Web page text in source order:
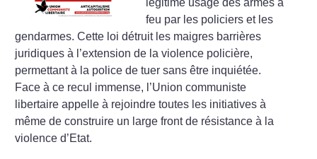
feu par les policiers et les
gendarmes. Cette loi détruit les maigres barrières
juridiques à l’extension de la violence policière,
permettant à la police de tuer sans être inquiétée.
Face à ce recul immense, l’Union communiste
libertaire appelle à rejoindre toutes les initiatives à
même de construire un large front de résistance à la
violence d’Etat.